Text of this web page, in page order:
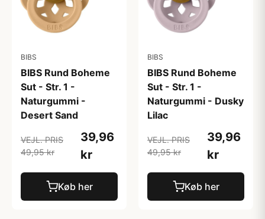
BIBS
BIBS Rund Boheme
Sut - Str. 1 -
Naturgummi -
Desert Sand
VEJL. PRIS
49,95 kr
39,96
kr
Køb her
BIBS
BIBS Rund Boheme
Sut - Str. 1 -
Naturgummi - Dusky
Lilac
VEJL. PRIS
49,95 kr
39,96
kr
Køb her